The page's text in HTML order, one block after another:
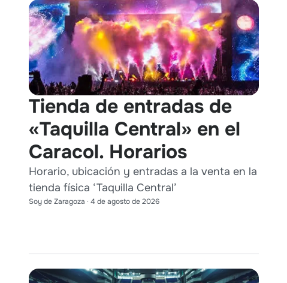
Tienda de entradas de
«Taquilla Central» en el
Caracol. Horarios
Horario, ubicación y entradas a la venta en la
tienda física ‘Taquilla Central’
Soy de Zaragoza · 4 de agosto de 2026